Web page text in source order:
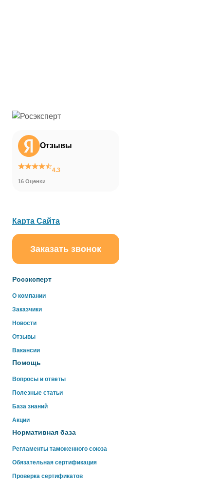
Отзывы
4.3
16 Оценки
Росэксперт
О компании
Заказчики
Новости
Отзывы
Вакансии
Помощь
Вопросы и ответы
Полезные статьи
База знаний
Акции
Нормативная база
Регламенты таможенного союза
Обязательная сертификация
Проверка сертификатов
Карта Сайта
Заказать звонок
online
Здравствуйте!
Свяжитесь с нами через WhatsApp нажав на кнопку